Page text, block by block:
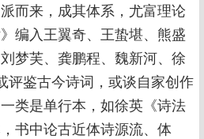
而来，成其体系，尤富理论
编入王翼奇、王蛰堪、熊盛
梦芙、龚鹏程、魏新河、徐
评鉴古今诗词，或谈自家创作
类是单行本，如徐英《诗法
书中论古近体诗源流、体